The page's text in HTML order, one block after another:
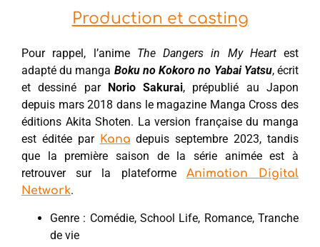
Production et casting
Pour rappel, l’anime The Dangers in My Heartest
adapté du manga Boku no Kokoro no Yabai Yatsu, écrit
et dessiné par
Norio Sakurai, prépublié au Japon
depuis mars 2018 dans le magazine Manga Cross des
éditions Akita Shoten. La version française du manga
est éditée par Kana depuis septembre 2023, tandis
que la première saison de la série animée est à
retrouver sur la plateforme Animation Digital
Network.
Genre : Comédie, School Life, Romance, Tranche
de vie